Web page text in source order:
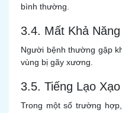
bình thường.
3.4. Mất Khả
Người bệnh thường gặp
vùng bị gãy xương.
3.5. Tiếng Lạo Xạo
Trong một số trường